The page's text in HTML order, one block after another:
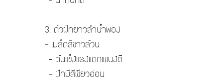
3. ถั่วฝักยาวลำน้ำพอง
- เมล็ดสีขาวล้วน
- ต้นแข็งแรงแตกแขนงดี
- ฝักมีสีเขียวอ่อน